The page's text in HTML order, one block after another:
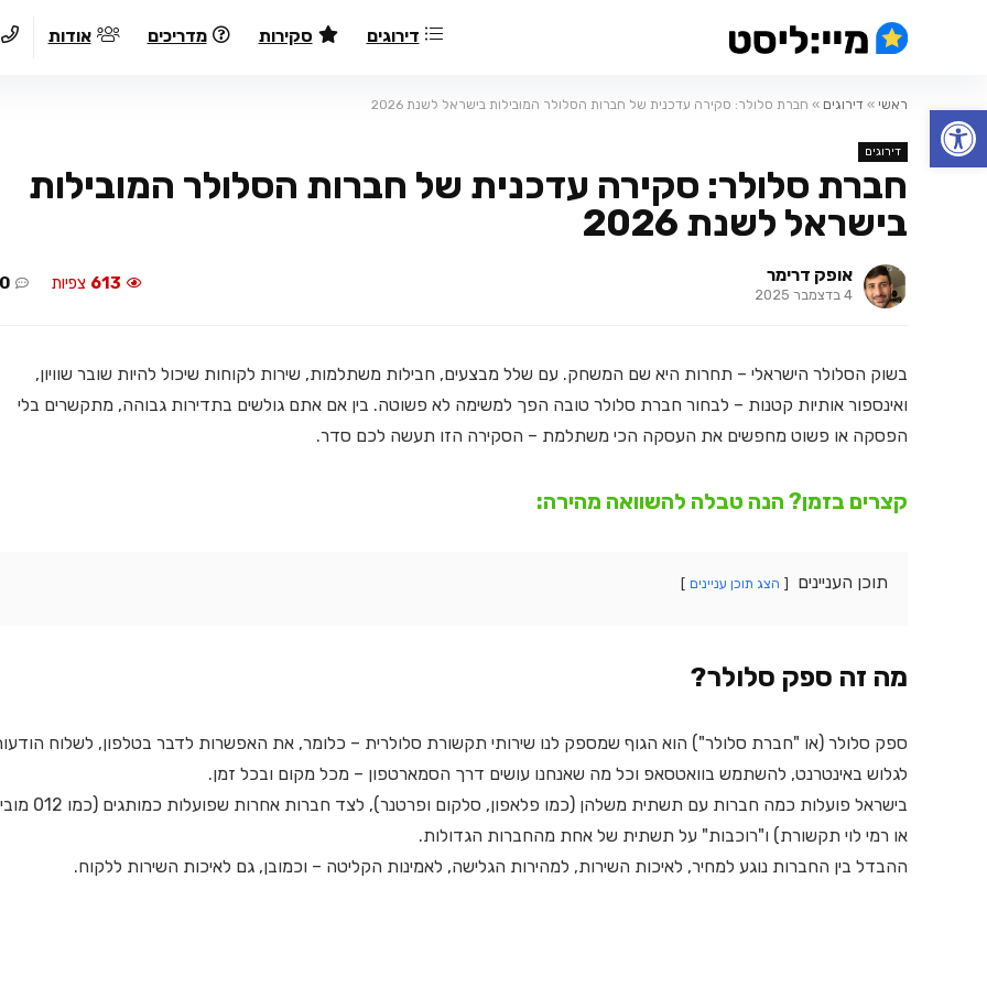
פתח סרגל נגישות
דירוגים סקירות מדריכים אודות
ראשי » דירוגים » חברת סלולר: סקירה עדכנית של חברות הסלולר המובילות בישראל לשנת 2026
דירוגים
חברת סלולר: סקירה עדכנית של חברות הסלולר המובילות
בישראל לשנת 2026
אופק דרימר
4 בדצמבר 2025
613 צפיות 0
בשוק הסלולר הישראלי – תחרות היא שם המשחק. עם שלל מבצעים, חבילות משתלמות, שירות לקוחות שיכול להיות שובר שוויון,
ואינספור אותיות קטנות – לבחור חברת סלולר טובה הפך למשימה לא פשוטה. בין אם אתם גולשים בתדירות גבוהה, מתקשרים בלי
הפסקה או פשוט מחפשים את העסקה הכי משתלמת – הסקירה הזו תעשה לכם סדר.
קצרים בזמן? הנה טבלה להשוואה מהירה:
תוכן העניינים הצג תוכן עניינים
מה זה ספק סלולר?
ספק סלולר (או "חברת סלולר") הוא הגוף שמספק לנו שירותי תקשורת סלולרית – כלומר, את האפשרות לדבר בטלפון, לשלוח
לגלוש באינטרנט, להשתמש בוואטסאפ וכל מה שאנחנו עושים דרך הסמארטפון – מכל מקום ובכל זמן.
בישראל פועלות כמה חברות עם תשתית משלהן (כמו פלאפון, סלקום ופרטנר),
או רמי לוי תקשורת) ו"רוכבות" על תשתית של אחת מהחברות הגדולות.
ההבדל בין החברות נוגע למחיר, לאיכות השירות, למהירות הגלישה, לאמינות הקליטה – וכמובן, גם לאיכות השירות ללקוח.